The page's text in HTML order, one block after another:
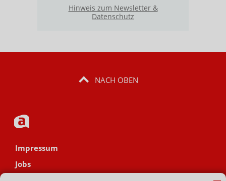
Hinweis zum Newsletter &
Datenschutz
NACH OBEN
Impressum
Jobs